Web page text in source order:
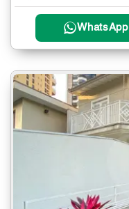
WhatsApp